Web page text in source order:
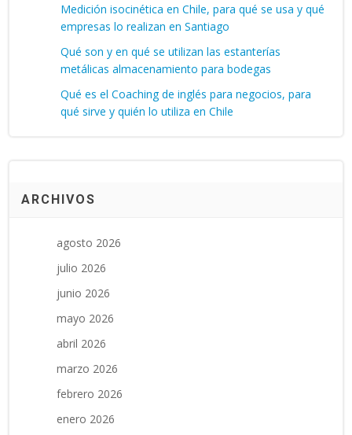
Medición isocinética en Chile, para qué se usa y qué
empresas lo realizan en Santiago
Qué son y en qué se utilizan las estanterías
metálicas almacenamiento para bodegas
Qué es el Coaching de inglés para negocios, para
qué sirve y quién lo utiliza en Chile
ARCHIVOS
agosto 2026
julio 2026
junio 2026
mayo 2026
abril 2026
marzo 2026
febrero 2026
enero 2026